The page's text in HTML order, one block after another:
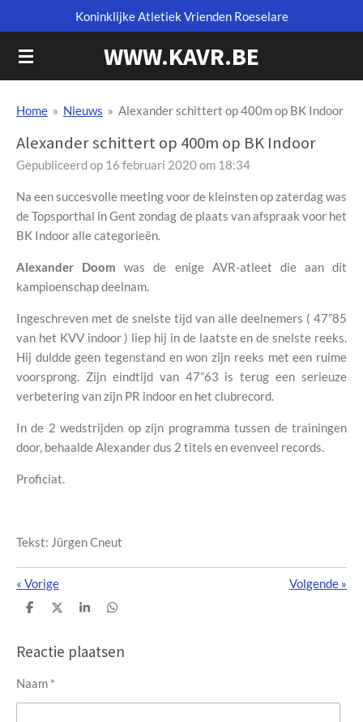
direct
naar
WWW.KAVR.BE
Koninklijke Atletiek Vrienden Roeselare
Home » Nieuws » Alexander schittert op 400m op BK Indoor
Alexander schittert op 400m op BK Indoor
Gepubliceerd op 16 februari 2020 om 18:34
Na een succesvolle meeting voor de kleinsten op zaterdag was
de Topsporthal in Gent zondag de plaats van afspraak voor het
BK Indoor alle categorieën.
Alexander Doom was de enige AVR-atleet die aan dit
kampioenschap deelnam.
Ingeschreven met de snelste tijd van alle deelnemers ( 47”85
van het KVV indoor ) liep hij in de laatste en de snelste reeks.
Hij duldde geen tegenstand en won zijn reeks met een ruime
voorsprong. Zijn eindtijd van 47”63 is terug een serieuze
verbetering van zijn PR indoor en het clubrecord.
In de 2 wedstrijden op zijn programma tussen de trainingen
door, behaalde Alexander dus 2 titels en evenveel records.
Proficiat.
Tekst: Jürgen Cneut
« Vorige Volgende »
D
e
n
D
l
S
r
e
D
e
n
Reactie plaatsen
Naam *